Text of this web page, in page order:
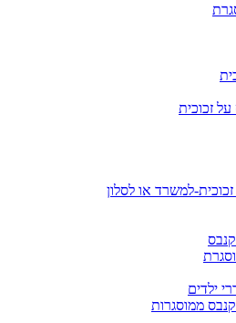
על זכוכית
למשרד או לסלון
ילדים
ממוסגרות